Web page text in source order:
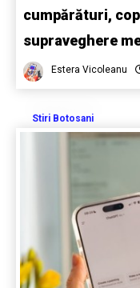
cumpărături,
supraveghere
Estera Vicoleanu
Stiri Botosani